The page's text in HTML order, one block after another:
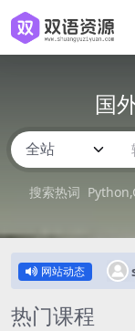
国
搜索热词 Python
网站动态
热门课程